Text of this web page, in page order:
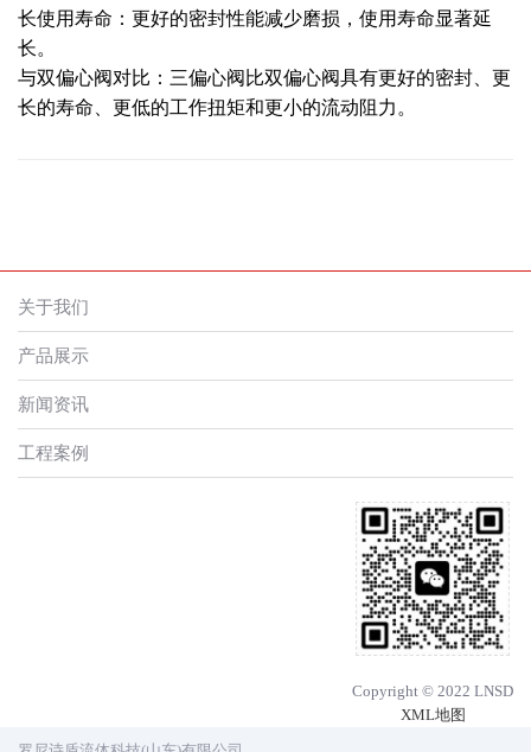
长使用寿命：更好的密封性能减少磨损，使用寿命显著延
长。
与双偏心阀对比：三偏心阀比双偏心阀具有更好的密封、更
长的寿命、更低的工作扭矩和更小的流动阻力。
关于我们
产品展示
新闻资讯
工程案例
Copyright © 2022 LNSD
XML地图